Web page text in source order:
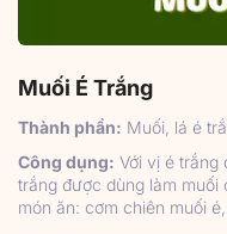
Muối É Trắng
Thành phần: Muối, lá é
Công dụng: Với vị é trắng
trắng được dùng làm muối
món ăn: cơm chiên muối